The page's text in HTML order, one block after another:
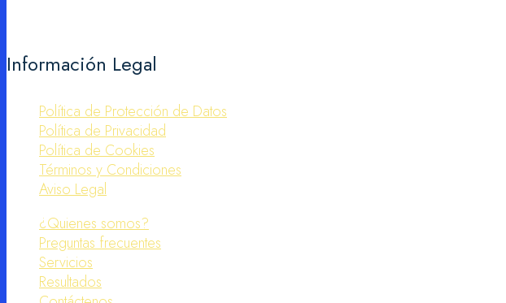
Información Legal
Política de Protección de Datos
Política de Privacidad
Política de Cookies
Términos y Condiciones
Aviso Legal
¿Quienes somos?
Preguntas frecuentes
Servicios
Resultados